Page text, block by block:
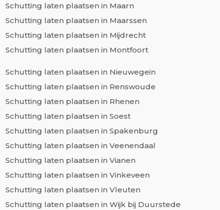
Schutting laten plaatsen in Maarn
Schutting laten plaatsen in Maarssen
Schutting laten plaatsen in Mijdrecht
Schutting laten plaatsen in Montfoort
Schutting laten plaatsen in Nieuwegein
Schutting laten plaatsen in Renswoude
Schutting laten plaatsen in Rhenen
Schutting laten plaatsen in Soest
Schutting laten plaatsen in Spakenburg
Schutting laten plaatsen in Veenendaal
Schutting laten plaatsen in Vianen
Schutting laten plaatsen in Vinkeveen
Schutting laten plaatsen in Vleuten
Schutting laten plaatsen in Wijk bij Duurstede